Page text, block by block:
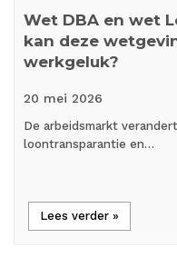
Wet DBA en wet
kan deze
werkgeluk?
20 mei 2026
De arbeidsmarkt
loontransparantie en…
Lees verder »